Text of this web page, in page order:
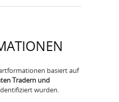
basiert auf
Tradern und
wurden.